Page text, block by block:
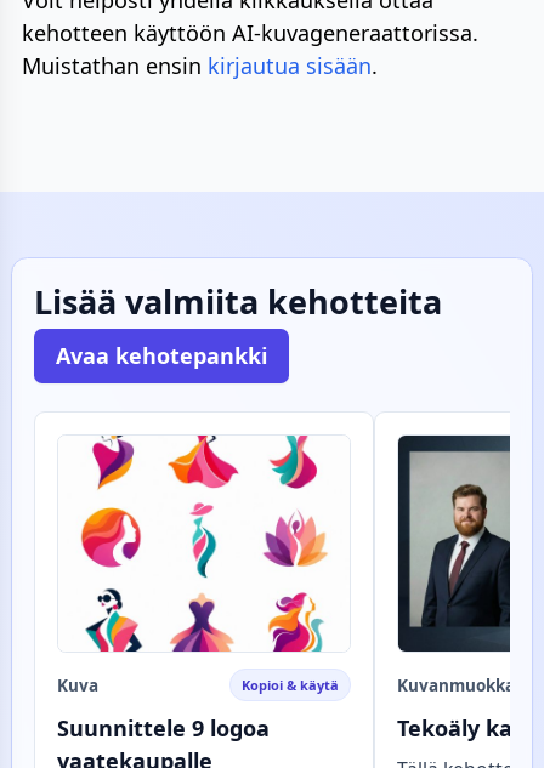
kehotteen käyttöön AI-kuvageneraattorissa.
Muistathan ensin kirjautua sisään.
Lisää valmiita kehotteita
Avaa kehotepankki
Kuva Kopioi & käytä
Suunnittele 9 logoa
vaatekaupalle
Kuvanmuokkaus
Tekoäly